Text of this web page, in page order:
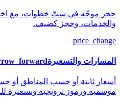
حجز موجّه في ستّ خطوات، مع
والخدمات، وحجز كضيف.
price_change
المسارات والتسعيرة
أسعار ثابتة أو حسب المناطق أو
موسمية ورموز ترويجية وتسعيرة